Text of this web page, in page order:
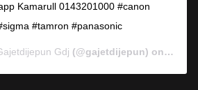
Kamarull 0143201000 #canon
#tamron #panasonic
Gdj (@gajetdijepun) on Jan 7,